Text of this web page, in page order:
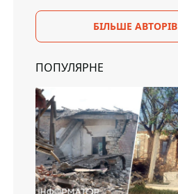
БІЛЬШЕ АВТОРІВ
ПОПУЛЯРНЕ